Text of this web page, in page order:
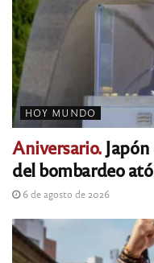
HOY MUNDO
Aniversario.Japón
del bombardeo
6 de agosto de 2026